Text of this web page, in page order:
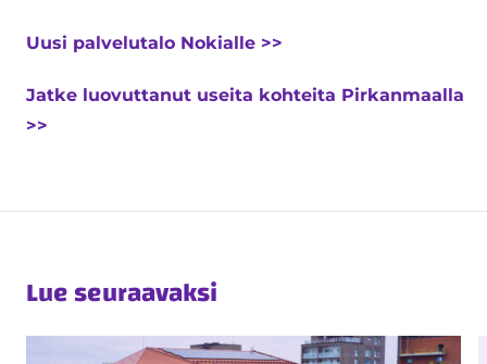
Uusi palvelutalo Nokialle >>
Jatke luovuttanut useita kohteita Pirkanmaalla
>>
Lue seuraavaksi